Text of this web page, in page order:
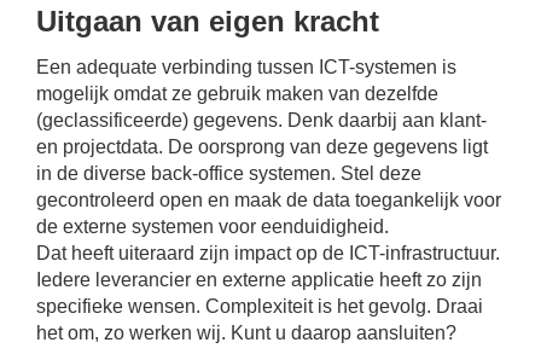
Uitgaan van eigen kracht
Een adequate verbinding tussen ICT-systemen is
mogelijk omdat ze gebruik maken van dezelfde
(geclassificeerde) gegevens. Denk daarbij aan klant-
en projectdata. De oorsprong van deze gegevens ligt
in de diverse back-office systemen. Stel deze
gecontroleerd open en maak de data toegankelijk voor
de externe systemen voor eenduidigheid.
Dat heeft uiteraard zijn impact op de ICT-infrastructuur.
Iedere leverancier en externe applicatie heeft zo zijn
specifieke wensen. Complexiteit is het gevolg. Draai
het om, zo werken wij. Kunt u daarop aansluiten?